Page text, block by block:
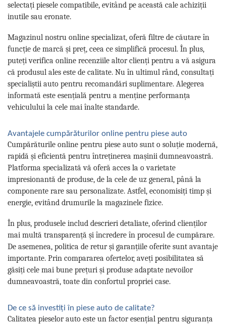
selectați piesele compatibile, evitând pe această cale achiziții
inutile sau eronate.
Magazinul nostru online specializat, oferă filtre de căutare în
funcție de marcă și preț, ceea ce simplifică procesul. În plus,
puteți verifica online recenziile altor clienți pentru a vă asigura
că produsul ales este de calitate. Nu în ultimul rând, consultați
specialiștii auto pentru recomandări suplimentare. Alegerea
informată este esențială pentru a menține performanța
vehiculului la cele mai înalte standarde.
Avantajele cumpărăturilor online pentru piese auto
Cumpărăturile online pentru piese auto sunt o soluție modernă,
rapidă și eficientă pentru întreținerea mașinii dumneavoastră.
Platforma specializată vă oferă acces la o varietate
impresionantă de produse, de la cele de uz general, până la
componente rare sau personalizate. Astfel, economisiți timp și
energie, evitând drumurile la magazinele fizice.
În plus, produsele includ descrieri detaliate, oferind clienților
mai multă transparență și încredere în procesul de cumpărare.
De asemenea, politica de retur și garanțiile oferite sunt avantaje
importante. Prin compararea ofertelor, aveți posibilitatea să
găsiți cele mai bune prețuri și produse adaptate nevoilor
dumneavoastră, toate din confortul propriei case.
De ce să investiți în piese auto de calitate?
Calitatea pieselor auto este un factor esențial pentru siguranța